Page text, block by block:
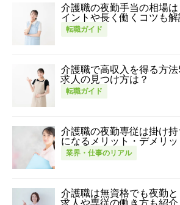
介護職の夜勤手当の相場
イントや長く働くコツも解
転職ガイド
介護職で高収入を得る方
求人の見つけ方は？
転職ガイド
介護職の夜勤専従は掛け
になるメリット・デメリ
業界・仕事のリアル
介護職は無資格でも夜勤
求人や専従の働き方も紹介